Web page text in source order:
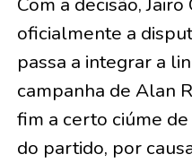
oficialmente a
passa a integrar a
campanha de Alan
fim a certo ciúme
do partido, por